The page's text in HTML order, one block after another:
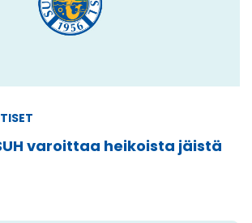
SUH varoittaa heikoista jäistä